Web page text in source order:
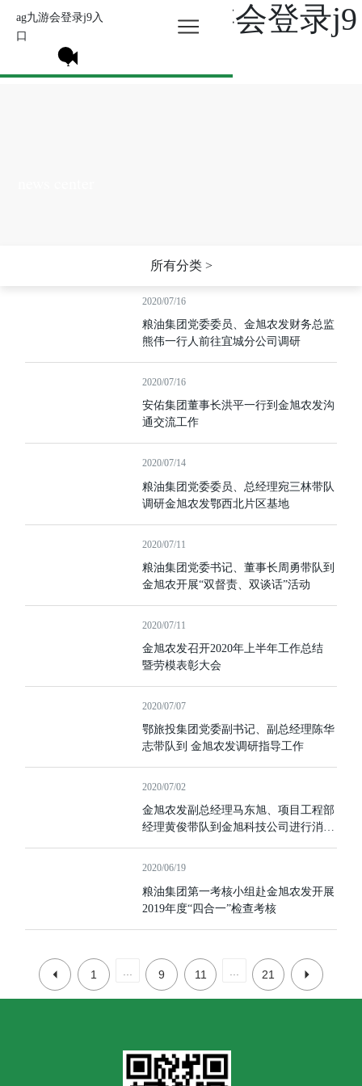
公司新闻-ag九游会登录j9
入口
ag九游会登录j9入
口
所有分类 >
2020/07/16
粮油集团党委委员、金旭农发财务总监
熊伟一行人前往宜城分公司调研
2020/07/16
安佑集团董事长洪平一行到金旭农发沟
通交流工作
2020/07/14
粮油集团党委委员、总经理宛三林带队
调研金旭农发鄂西北片区基地
2020/07/11
粮油集团党委书记、董事长周勇带队到
金旭农开展“双督责、双谈话”活动
2020/07/11
金旭农发召开2020年上半年工作总结
暨劳模表彰大会
2020/07/07
鄂旅投集团党委副书记、副总经理陈华
志带队到 金旭农发调研指导工作
2020/07/02
金旭农发副总经理马东旭、项目工程部
经理黄俊带队到金旭科技公司进行消防
2020/06/19
粮油集团第一考核小组赴金旭农发开展
2019年度“四合一”检查考核
1 9 11 21